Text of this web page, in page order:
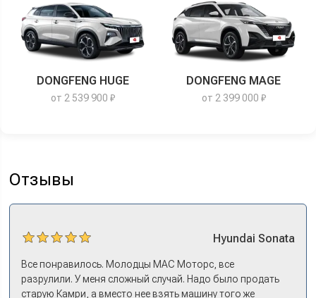
DONGFENG HUGE
от 2 539 900 ₽
DONGFENG MAGE
от 2 399 000 ₽
Отзывы
Hyundai Sonata
Все понравилось. Молодцы МАС Моторс, все
разрулили. У меня сложный случай. Надо было продать
старую Камри, а вместо нее взять машину того же